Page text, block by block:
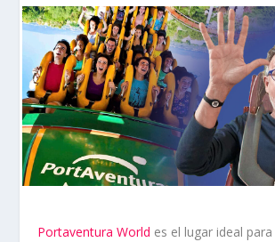
Portaventura World es el lugar ideal